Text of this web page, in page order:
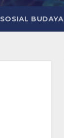
SOSIAL BUDAYA